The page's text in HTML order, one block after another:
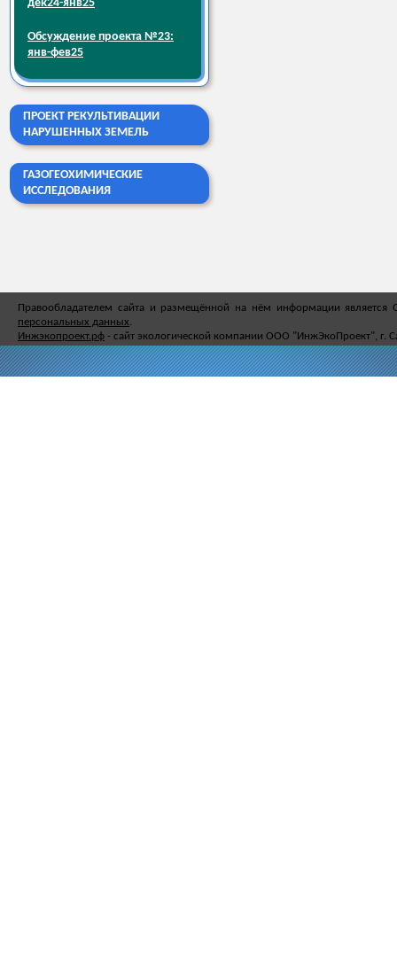
дек24-янв25
Обсуждение проекта №23:
янв-фев25
ПРОЕКТ РЕКУЛЬТИВАЦИИ
НАРУШЕННЫХ ЗЕМЕЛЬ
ГАЗОГЕОХИМИЧЕСКИЕ
ИССЛЕДОВАНИЯ
Правообладателем сайта и размещённой на нём информации
персональных данных.
Инжэкопроект.рф - сайт экологической компании ООО "ИнжЭкоПроект", г.